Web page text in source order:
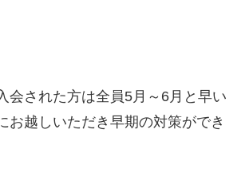
会された方は全員5月～6月と早い
お越しいただき早期の対策ができ